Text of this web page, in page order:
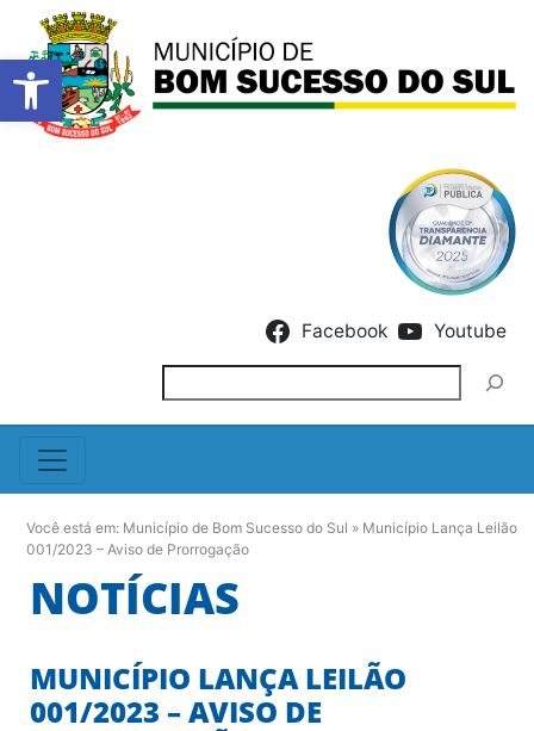
Barra de Ferramentas
Facebook Youtube
Você está em: Município de Bom Sucesso do Sul » Município Lança Leilão
001/2023 – Aviso de Prorrogação
NOTÍCIAS
MUNICÍPIO LANÇA LEILÃO
001/2023 – AVISO DE